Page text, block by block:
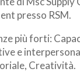
presso RSM.
più forti:
e
Creatività.